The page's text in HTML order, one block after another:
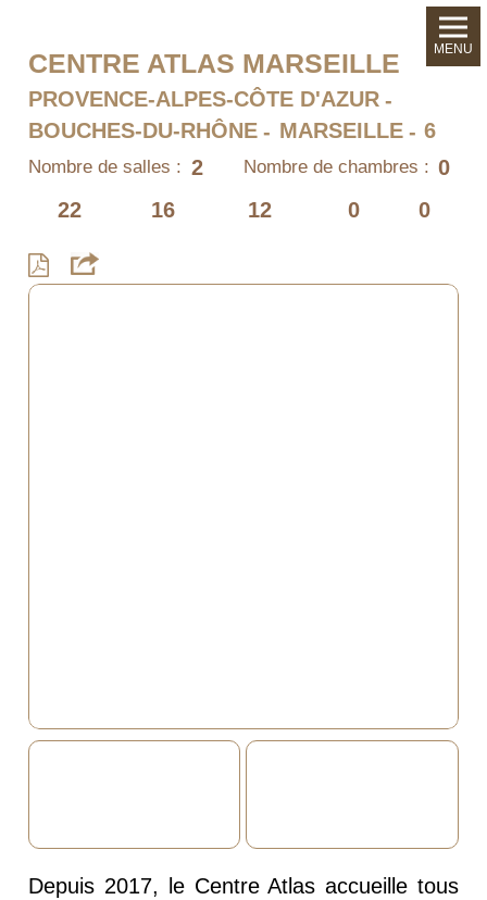
CENTRE ATLAS MARSEILLE
PROVENCE-ALPES-CÔTE D'AZUR
BOUCHES-DU-RHÔNE
MARSEILLE 6
Nombre de salles : 2 Nombre de chambres : 0
22
16 12 0 0
Depuis 2017, le Centre Atlas accueille tous
MENU